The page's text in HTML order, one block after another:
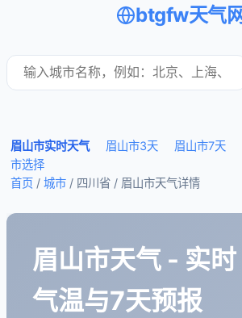
btgfw天气
眉山市实时天气 眉山市3天 眉山市7天
市选择
首页 / 城市 / 四川省 / 眉山市天气详情
眉山市天气 - 实时
气温与7天预报